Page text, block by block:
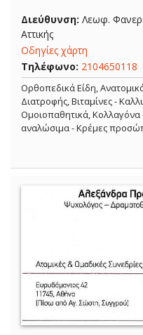
Διεύθυνση: Λεωφ.
Αττικής
Οδηγίες χάρτη
Τηλέφωνο: 2104650118
Ορθοπεδικά Είδη,
Διατροφής, Βιταμίνες -
Ομοιοπαθητικά, Κολλαγόνα
αναλώσιμα - Κρέμες